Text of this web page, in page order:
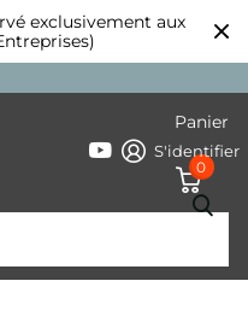
exclusivement aux
S'identifier
Panier
0